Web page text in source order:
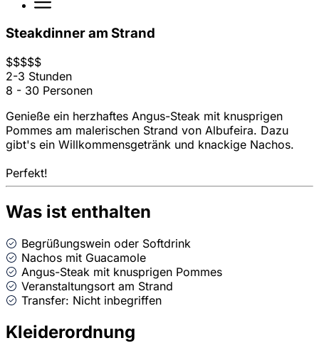
Steakdinner am Strand
$$$$$
2-3 Stunden
8 - 30 Personen
Genieße ein herzhaftes Angus-Steak mit knusprigen
Pommes am malerischen Strand von Albufeira. Dazu
gibt's ein Willkommensgetränk und knackige Nachos.
Perfekt!
Was ist enthalten
Begrüßungswein oder Softdrink
Nachos mit Guacamole
Angus-Steak mit knusprigen Pommes
Veranstaltungsort am Strand
Transfer: Nicht inbegriffen
Kleiderordnung